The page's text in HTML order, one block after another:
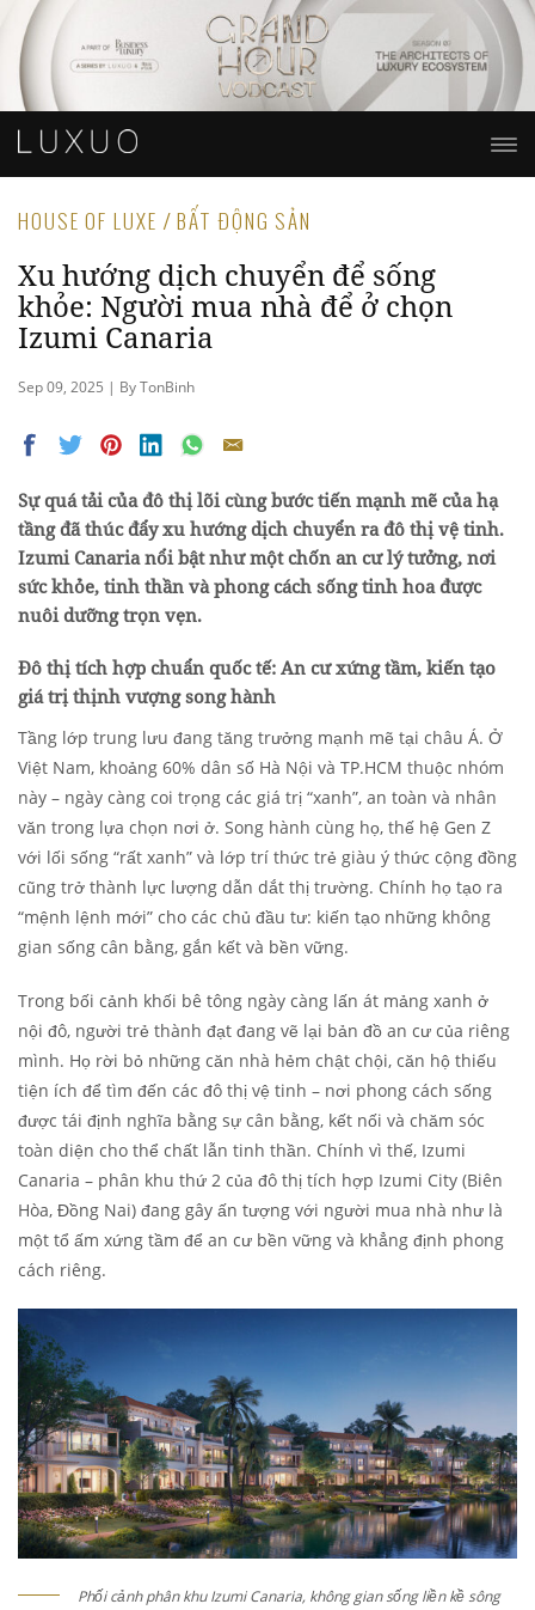
HOUSE OF LUXE / BẤT ĐỘNG SẢN
Xu hướng dịch chuyển để sống
khỏe: Người mua nhà để ở chọn
Izumi Canaria
Sep 09, 2025 | By TonBinh
Sự quá tải của đô thị lõi cùng bước tiến mạnh mẽ của hạ
tầng đã thúc đẩy xu hướng dịch chuyển ra đô thị vệ tinh.
Izumi Canaria nổi bật như một chốn an cư lý tưởng, nơi
sức khỏe, tinh thần và phong cách sống tinh hoa được
nuôi dưỡng trọn vẹn.
Đô thị tích hợp chuẩn quốc tế: An cư xứng tầm, kiến tạo
giá trị thịnh vượng song hành
Tầng lớp trung lưu đang tăng trưởng mạnh mẽ tại châu Á. Ở
Việt Nam, khoảng 60% dân số Hà Nội và TP.HCM thuộc nhóm
này – ngày càng coi trọng các giá trị “xanh”, an toàn và nhân
văn trong lựa chọn nơi ở. Song hành cùng họ, thế hệ Gen Z
với lối sống “rất xanh” và lớp trí thức trẻ giàu ý thức cộng đồng
cũng trở thành lực lượng dẫn dắt thị trường. Chính họ tạo ra
“mệnh lệnh mới” cho các chủ đầu tư: kiến tạo những không
gian sống cân bằng, gắn kết và bền vững.
Trong bối cảnh khối bê tông ngày càng lấn át mảng xanh ở
nội đô, người trẻ thành đạt đang vẽ lại bản đồ an cư của riêng
mình. Họ rời bỏ những căn nhà hẻm chật chội, căn hộ thiếu
tiện ích để tìm đến các đô thị vệ tinh – nơi phong cách sống
được tái định nghĩa bằng sự cân bằng, kết nối và chăm sóc
toàn diện cho thể chất lẫn tinh thần. Chính vì thế, Izumi
Canaria – phân khu thứ 2 của đô thị tích hợp Izumi City (Biên
Hòa, Đồng Nai) đang gây ấn tượng với người mua nhà như là
một tổ ấm xứng tầm để an cư bền vững và khẳng định phong
cách riêng.
Phối cảnh phân khu Izumi Canaria, không gian sống liền kề sông